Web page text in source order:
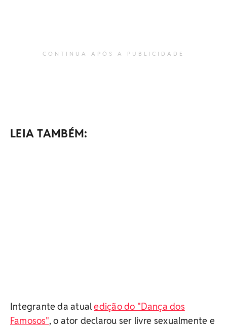
CONTINUA APÓS A PUBLICIDADE
LEIA TAMBÉM:
Integrante da atualedição do "Dança dos
Famosos", o ator declarou ser livre sexualmente e